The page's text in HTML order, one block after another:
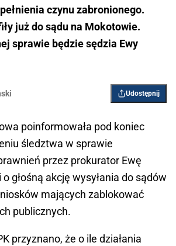
czynu zabronionego.
już do sądu na Mokotowie.
sprawie będzie sędzia Ewy
Udostępnij
poinformowała pod koniec
śledztwa w sprawie
przez prokurator Ewę
głośną akcję wysyłania do sądów
mających zablokować
publicznych.
przyznano, że o ile działania